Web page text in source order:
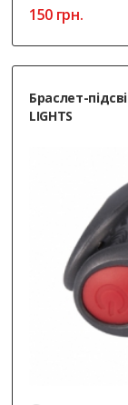
150грн.
Браслет-
LIGHTS